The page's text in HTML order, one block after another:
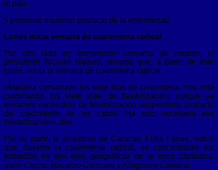
el país.
5 personas murieron producto de la enfermedad.
Lunes inicia semana de cuarentena radical
Por otro lado en transmisión conjunta de medios, el
presidente Nicolás Maduro, recordó que, a partir de este
lunes, inicia la semana de cuarentena radical.
«Mañana comienzan los siete días de cuarentena. Hoy está
culminando los siete días de flexibilización, porque ya
teníamos varios días de flexibilización suspendido, producto
del crecimiento de los casos. Ha sido necesaria esa
flexibilización», dijo.
Por su parte, la alcaldesa de Caracas, Erika Farías, indicó
que, durante la cuarentena radical, se concentrarán los
esfuerzos en tres ejes geográficos de la zona capitalina:
Valle-Coche; Macarao-Caricuao y Altagracia-Catedral.